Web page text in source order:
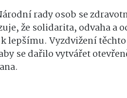
rady osob se
že solidarita, odvaha a
lepšímu. Vyzdvižení
se dařilo vytvářet